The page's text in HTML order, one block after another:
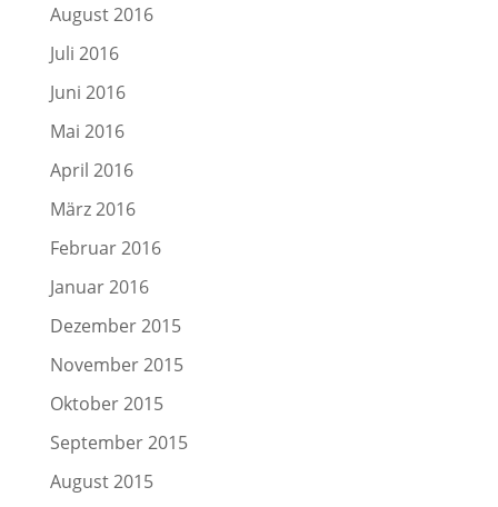
August 2016
Juli 2016
Juni 2016
Mai 2016
April 2016
März 2016
Februar 2016
Januar 2016
Dezember 2015
November 2015
Oktober 2015
September 2015
August 2015